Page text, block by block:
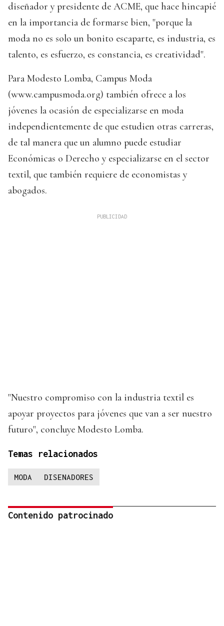
diseñador y presidente de ACME, que hace hincapié
en la importancia de formarse bien, "porque la
moda no es solo un bonito escaparte, es industria, es
talento, es esfuerzo, es constancia, es creatividad".
Para Modesto Lomba, Campus Moda
(www.campusmoda.org) también ofrece a los
jóvenes la ocasión de especializarse en moda
independientemente de que estudien otras carreras,
de tal manera que un alumno puede estudiar
Económicas o Derecho y especializarse en el sector
textil, que también requiere de economistas y
abogados.
"Nuestro compromiso con la industria textil es
apoyar proyectos para jóvenes que van a ser nuestro
futuro", concluye Modesto Lomba.
Temas relacionados
MODA DISENADORES
Contenido patrocinado